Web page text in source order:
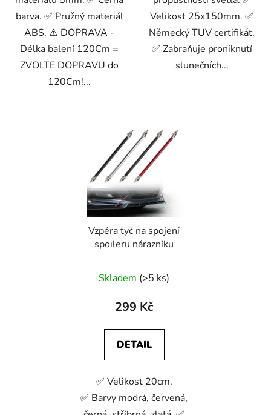
barva. ✅ Pružný materiál
ABS. ⚠️ DOPRAVA -
Délka balení 120Cm =
ZVOLTE DOPRAVU do
120Cm!...
Velikost 25x150mm. ✅
Německý TUV certifikát.
✅ Zabraňuje proniknutí
slunečních...
Vzpěra tyč na spojení
spoileru nárazníku
Skladem (>5 ks)
299 Kč
DETAIL
✅ Velikost 20cm.
✅ Barvy modrá, červená,